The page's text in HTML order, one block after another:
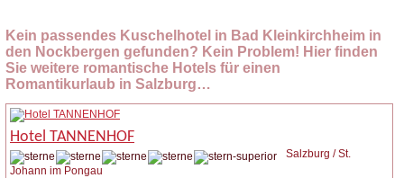
Kein passendes Kuschelhotel in Bad Kleinkirchheim in
den Nockbergen gefunden? Kein Problem! Hier finden
Sie weitere romantische Hotels für einen
Romantikurlaub in Salzburg…
Hotel TANNENHOF
Salzburg / St.
Johann im Pongau